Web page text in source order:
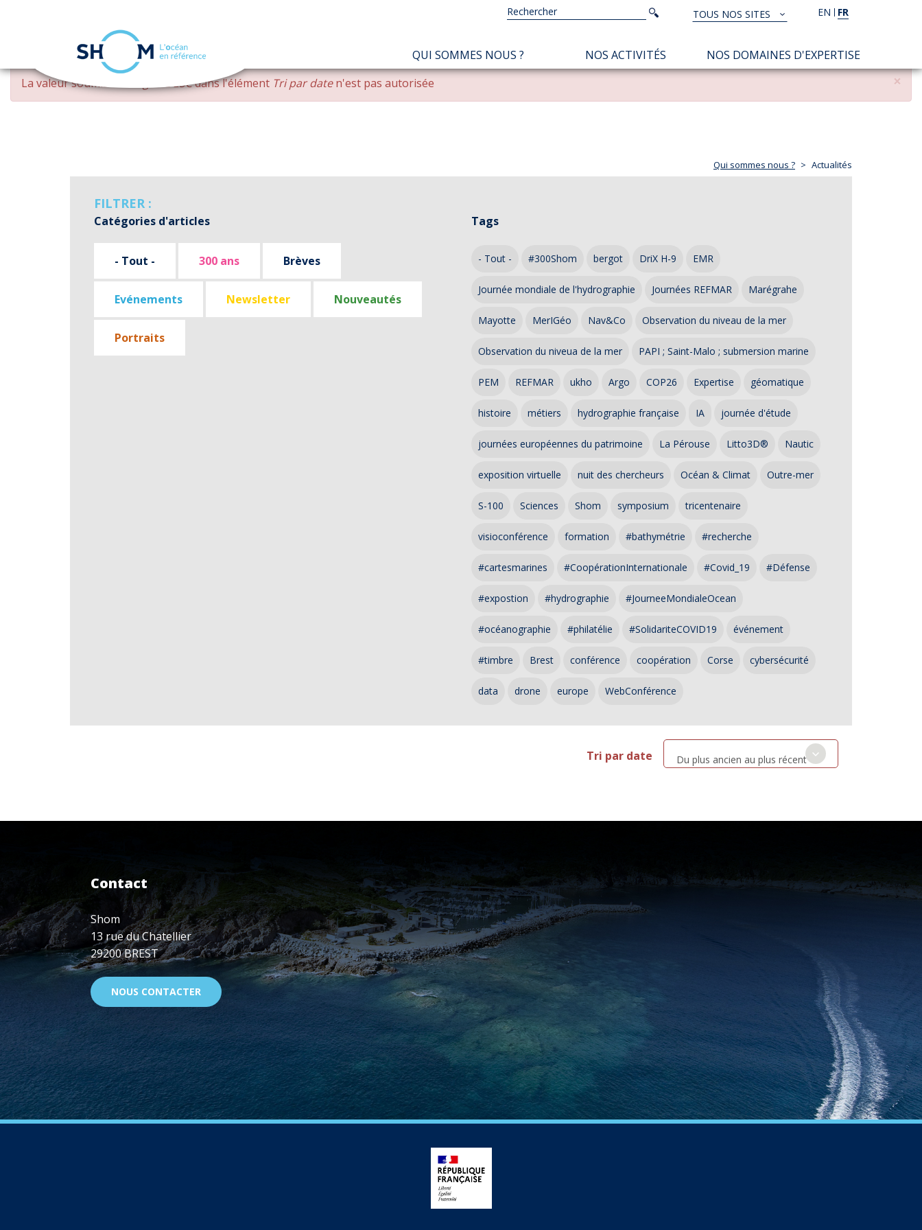
Aller
contenu
EN FR
TOUS
NOS
SITES
TOUS NOS SITES
Rechercher
Rechercher
NAVIGATION
PRINCIPALE
QUI SOMMES NOUS ? NOS ACTIVITÉS NOS DOMAINES D'EXPERTISE
×
MESSAGE
D'ERREUR
La valeur soumise changed DESCdans l'élément Tri par daten'est pas autorisée
Qui sommes nous ? Actualités
FILTRER :
Catégories d'articles
- Tout - 300 ans Brèves
Evénements Newsletter Nouveautés
Portraits
Tags
- Tout - #300Shom bergot DriX H-9 EMR
Journée mondiale de l'hydrographie Journées REFMAR Marégrahe
Mayotte MerIGéo Nav&Co Observation du niveau de la mer
Observation du niveua de la mer PAPI ; Saint-Malo ; submersion marine
PEM REFMAR ukho Argo COP26 Expertise géomatique
histoire métiers hydrographie française IA journée d'étude
journées européennes du patrimoine La Pérouse Litto3D® Nautic
exposition virtuelle nuit des chercheurs Océan & Climat Outre-mer
S-100 Sciences Shom symposium tricentenaire
visioconférence formation #bathymétrie #recherche
#cartesmarines #CoopérationInternationale #Covid_19 #Défense
#expostion #hydrographie #JourneeMondialeOcean
#océanographie #philatélie #SolidariteCOVID19 événement
#timbre Brest conférence coopération Corse cybersécurité
data drone europe WebConférence
Tri par date Du plus ancien au plus récent
Contact
Shom
13 rue du Chatellier
29200 BREST
NOUS CONTACTER